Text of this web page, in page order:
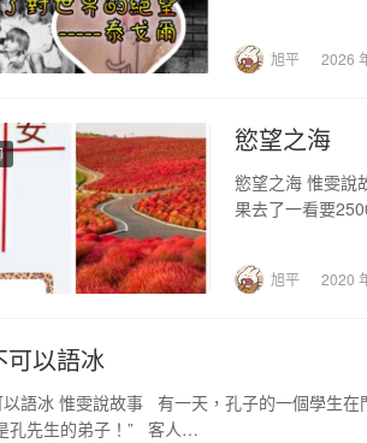
旭平 2026
慾望之海
慾望之海 惟雯
果去了一看要
旭平 2020
可以語冰
語冰 惟雯說故事 有一天，孔子的一個學生在
孔先生的弟子！” 客人…